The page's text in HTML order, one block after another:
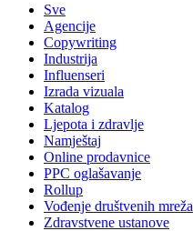
Sve
Agencije
Copywriting
Industrija
Influenseri
Izrada vizuala
Katalog
Ljepota i zdravlje
Namještaj
Online prodavnice
PPC oglašavanje
Rollup
Vođenje društvenih mreža
Zdravstvene ustanove